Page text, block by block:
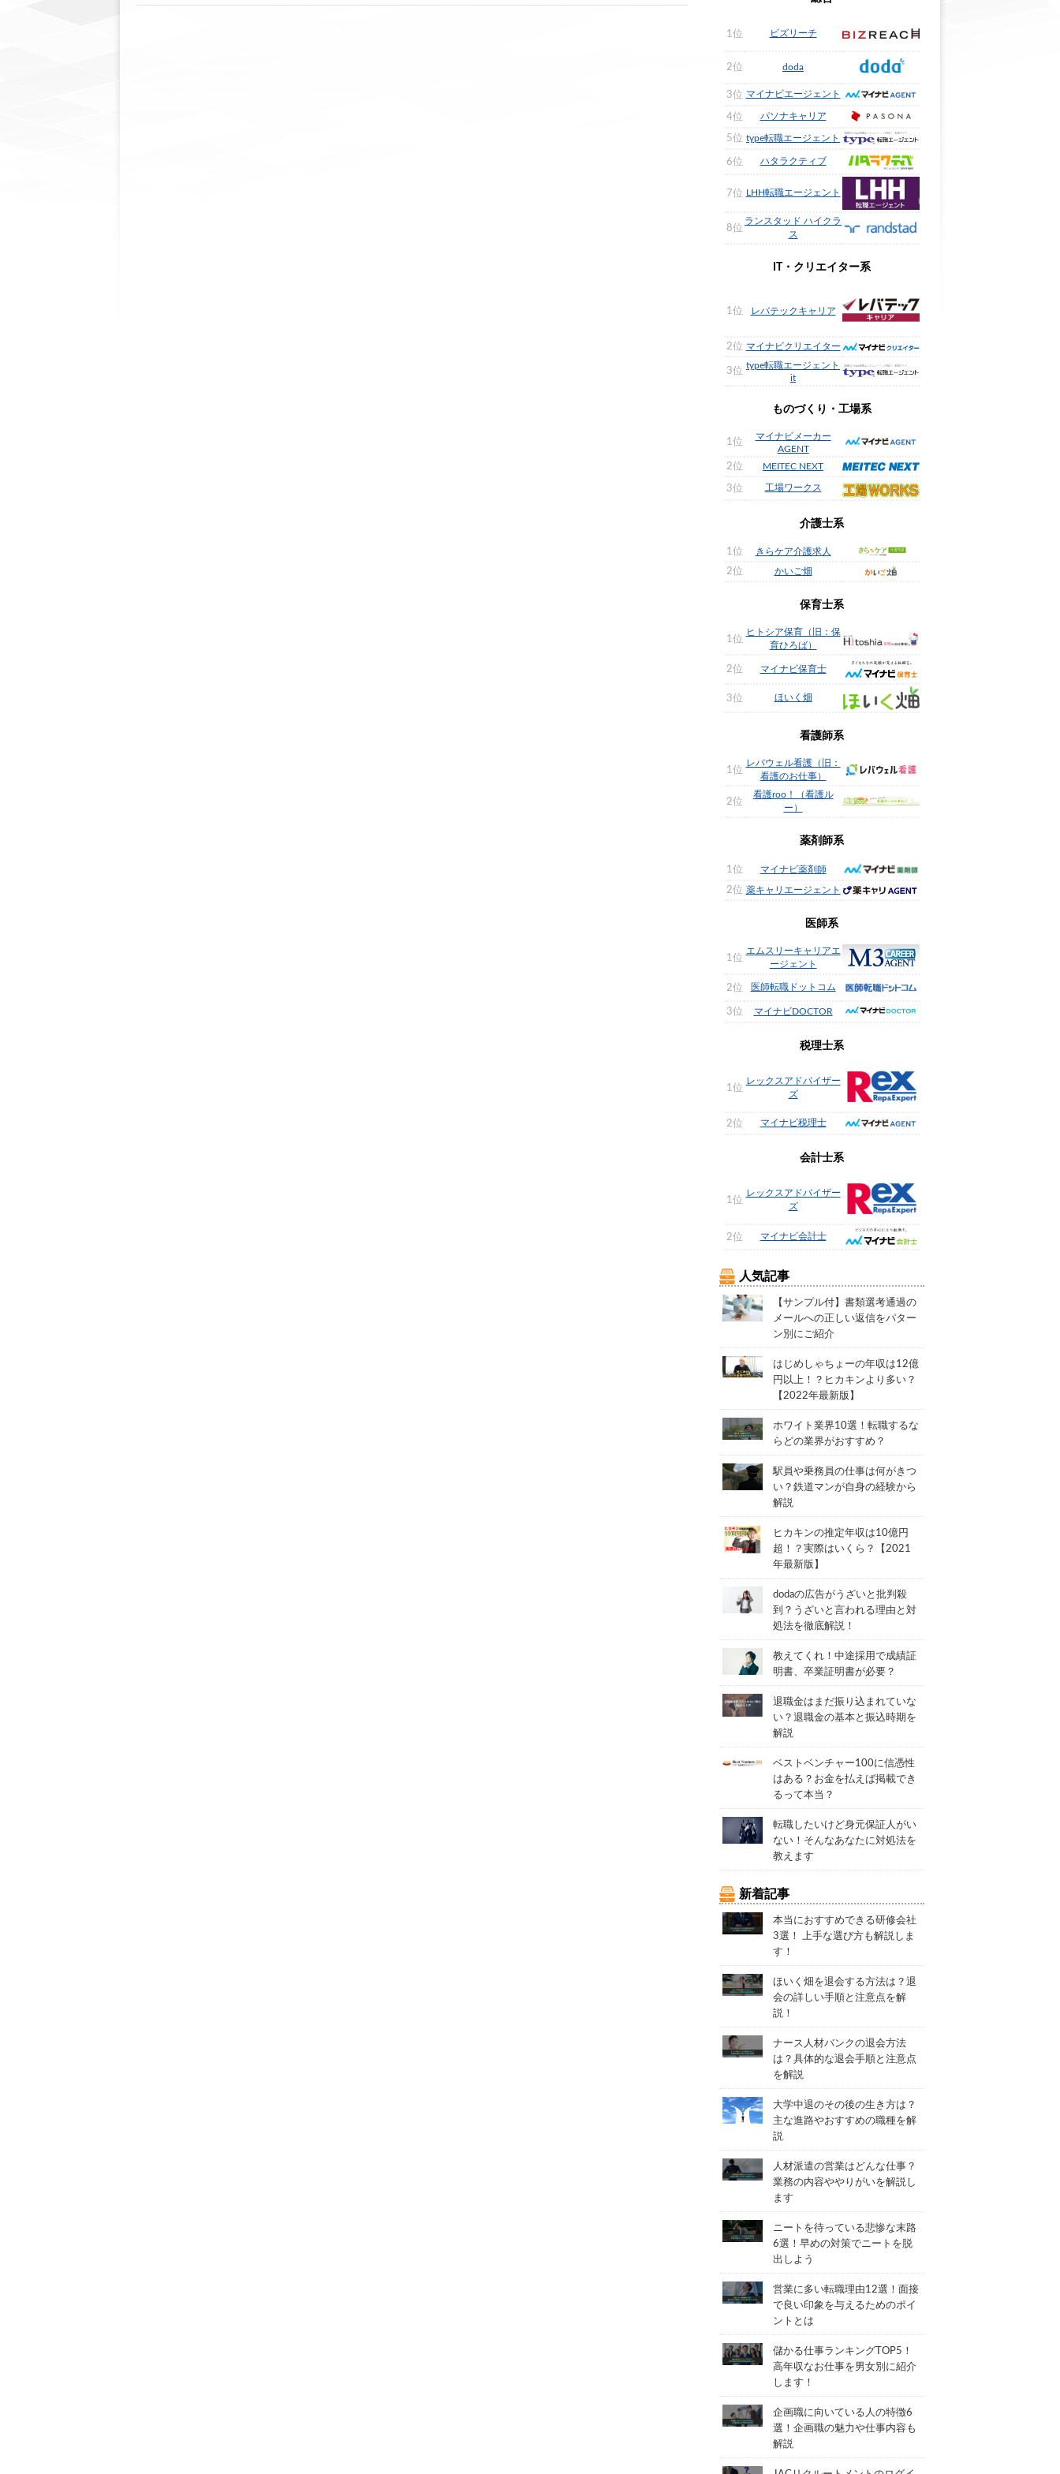
1位 ビズリーチ
2位 doda
3位 マイナビエージェント
4位 パソナキャリア
5位 type転職エージェント
6位 ハタラクティブ
7位 LHH転職エージェント
8位
ランスタッド ハイクラ
ス
IT・クリエイター系
1位 レバテックキャリア
2位 マイナビクリエイター
3位
type転職エージェント
it
ものづくり・工場系
1位
マイナビメーカー
AGENT
2位 MEITEC NEXT
3位 工場ワークス
介護士系
1位 きらケア介護求人
2位 かいご畑
保育士系
1位
ヒトシア保育（旧：保
育ひろば）
2位 マイナビ保育士
3位 ほいく畑
看護師系
1位
レバウェル看護（旧：
看護のお仕事）
2位
看護roo！（看護ル
ー）
薬剤師系
1位 マイナビ薬剤師
2位 薬キャリエージェント
医師系
1位
エムスリーキャリアエ
ージェント
2位 医師転職ドットコム
3位 マイナビDOCTOR
税理士系
1位
レックスアドバイザー
ズ
2位 マイナビ税理士
会計士系
1位
レックスアドバイザー
ズ
2位 マイナビ会計士
人気記事
【サンプル付】書類選考通過の
メールへの正しい返信をパター
ン別にご紹介
はじめしゃちょーの年収は12億
円以上！？ヒカキンより多い？
【2022年最新版】
ホワイト業界10選！転職するな
らどの業界がおすすめ？
駅員や乗務員の仕事は何がきつ
い？鉄道マンが自身の経験から
解説
ヒカキンの推定年収は10億円
超！？実際はいくら？【2021
年最新版】
dodaの広告がうざいと批判殺
到？うざいと言われる理由と対
処法を徹底解説！
教えてくれ！中途採用で成績証
明書、卒業証明書が必要？
退職金はまだ振り込まれていな
い？退職金の基本と振込時期を
解説
ベストベンチャー100に信憑性
はある？お金を払えば掲載でき
るって本当？
転職したいけど身元保証人がい
ない！そんなあなたに対処法を
教えます
新着記事
本当におすすめできる研修会社
3選！ 上手な選び方も解説しま
す！
ほいく畑を退会する方法は？退
会の詳しい手順と注意点を解
説！
ナース人材バンクの退会方法
は？具体的な退会手順と注意点
を解説
大学中退のその後の生き方は？
主な進路やおすすめの職種を解
説
人材派遣の営業はどんな仕事？
業務の内容ややりがいを解説し
ます
ニートを待っている悲惨な末路
6選！早めの対策でニートを脱
出しよう
営業に多い転職理由12選！面接
で良い印象を与えるためのポイ
ントとは
儲かる仕事ランキングTOP5！
高年収なお仕事を男女別に紹介
します！
企画職に向いている人の特徴6
選！企画職の魅力や仕事内容も
解説